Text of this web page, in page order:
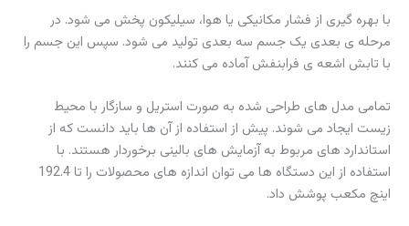
با بهره گیری از فشار مکانیکی یا هوا، سیلیکون پخش می شود. در
مرحله ی بعدی یک جسم سه بعدی تولید می شود. سپس این جسم را
با تابش اشعه ی فرابنفش آماده می کنند.
تمامی مدل های طراحی شده به صورت استریل و سازگار با محیط
زیست ایجاد می شوند. پیش از استفاده از آن ها باید دانست که از
استاندارد های مربوط به آزمایش های بالینی برخوردار هستند. با
استفاده از این دستگاه ها می توان اندازه های محصولات را تا 192.4
اینچ مکعب پوشش داد.